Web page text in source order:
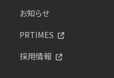
お知らせ
PRTIMES
採用情報